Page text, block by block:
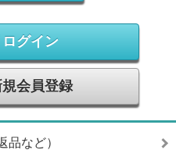
グイン
会員登録
品など）